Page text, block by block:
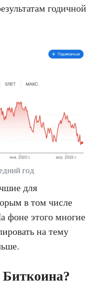
годичной
год
для
в том числе
фоне этого многие
на тему
Биткоина?